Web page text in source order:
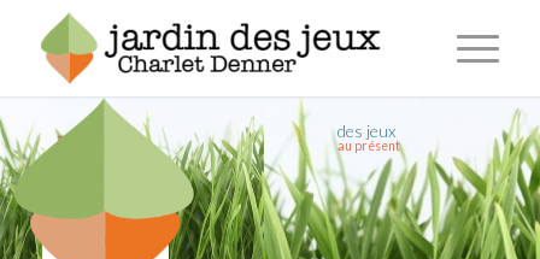
des jeux
au présent
Botanique
DYNAMIC SLIDER